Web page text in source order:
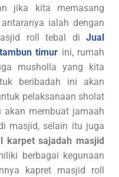
jika kita memasang
ialah dengan
roll tebal di Jual
timur ini, rumah
musholla yang kita
beribadah ini akan
pelaksanaan sholat
akan membuat jamaah
masjid, selain itu juga
karpet sajadah masjid
berbagai kegunaan
kapret masjid roll